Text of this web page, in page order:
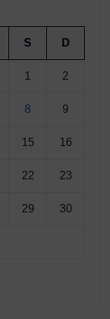
S D
1 2
8 9
15 16
22 23
29 30